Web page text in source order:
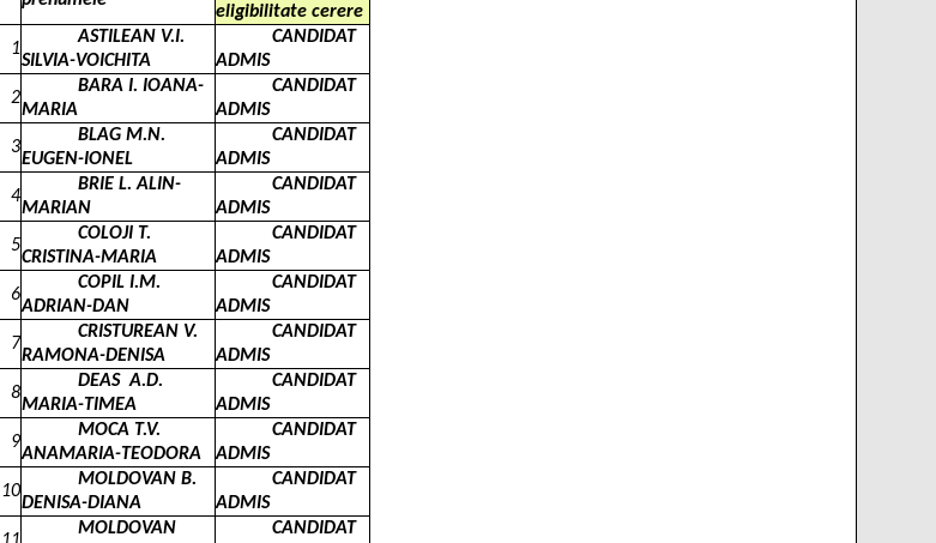
eligibilitate cerere
1
ASTILEAN V.I.
SILVIA-VOICHITA
CANDIDAT
ADMIS
2
BARA I. IOANA-
MARIA
CANDIDAT
ADMIS
3
BLAG M.N.
EUGEN-IONEL
CANDIDAT
ADMIS
4
BRIE L. ALIN-
MARIAN
CANDIDAT
ADMIS
5
COLOJI T.
CRISTINA-MARIA
CANDIDAT
ADMIS
6
COPIL I.M.
ADRIAN-DAN
CANDIDAT
ADMIS
7
CRISTUREAN V.
RAMONA-DENISA
CANDIDAT
ADMIS
8
DEAS A.D.
MARIA-TIMEA
CANDIDAT
ADMIS
9
MOCA T.V.
ANAMARIA-TEODORA
CANDIDAT
ADMIS
10
MOLDOVAN B.
DENISA-DIANA
CANDIDAT
ADMIS
MOLDOVAN
CANDIDAT